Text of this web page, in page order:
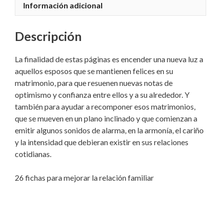
Información adicional
Descripción
La finalidad de estas páginas es encender una nueva luz a
aquellos esposos que se mantienen felices en su
matrimonio, para que resuenen nuevas notas de
optimismo y confianza entre ellos y a su alrededor. Y
también para ayudar a recomponer esos matrimonios,
que se mueven en un plano inclinado y que comienzan a
emitir algunos sonidos de alarma, en la armonía, el cariño
y la intensidad que debieran existir en sus relaciones
cotidianas.
26 fichas para mejorar la relación familiar